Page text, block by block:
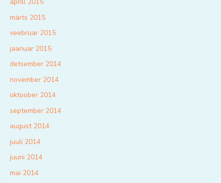
aprill 2015
märts 2015
veebruar 2015
jaanuar 2015
detsember 2014
november 2014
oktoober 2014
september 2014
august 2014
juuli 2014
juuni 2014
mai 2014